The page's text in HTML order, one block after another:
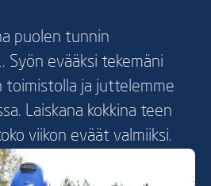
puolen tunnin
Syön evääksi tekemäni
toimistolla ja juttelemme
Laiskana kokkina teen
viikon eväät valmiiksi.